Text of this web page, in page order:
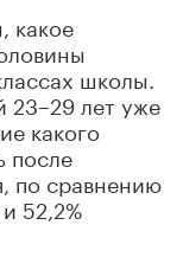
какое
школы.
23–29 лет уже
какого
после
по сравнению
52,2%